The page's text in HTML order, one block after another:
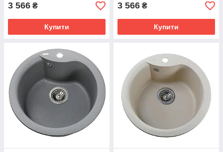
3 566 ₴
Купити
3 566 ₴
Купити